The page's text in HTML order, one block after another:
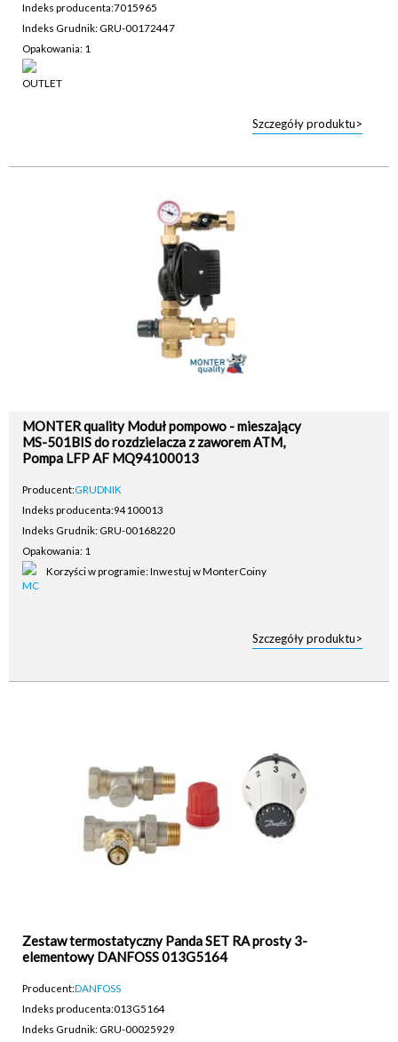
Indeks producenta:7015965
Indeks Grudnik: GRU-00172447
Opakowania: 1
Szczegóły produktu>
MONTER quality Moduł pompowo - mieszający
MS-501BIS do rozdzielacza z zaworem ATM,
Pompa LFP AF MQ94100013
Producent:GRUDNIK
Indeks producenta:94100013
Indeks Grudnik: GRU-00168220
Opakowania: 1
Korzyści w programie: Inwestuj w MonterCoiny
Szczegóły produktu>
Zestaw termostatyczny Panda SET RA prosty 3-
elementowy DANFOSS 013G5164
Producent:DANFOSS
Indeks producenta:013G5164
Indeks Grudnik: GRU-00025929